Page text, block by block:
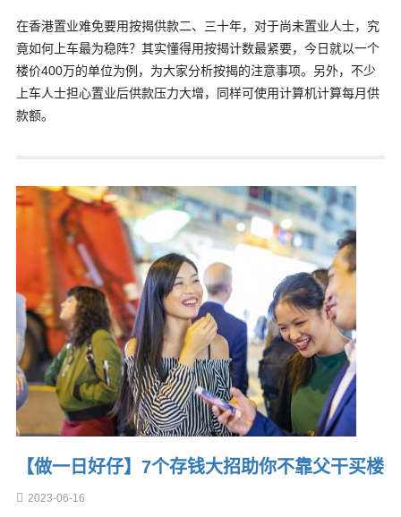
在香港置业难免要用按揭供款二、三十年，对于尚未置业人士，究
竟如何上车最为稳阵？其实懂得用按揭计数最紧要，今日就以一个
楼价400万的单位为例，为大家分析按揭的注意事项。另外，不少
上车人士担心置业后供款压力大增，同样可使用计算机计算每月供
款额。
【做一日好仔】7个存钱大招助你不靠父干买楼
2023-06-16